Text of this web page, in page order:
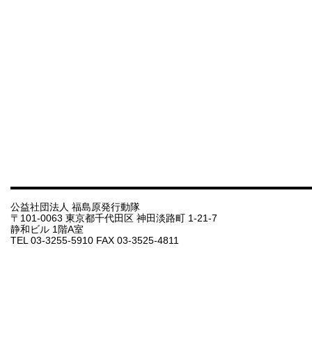
公益社団法人 福島原発行動隊
〒101-0063 東京都千代田区 神田淡路町 1-21-7
静和ビル 1階A室
TEL 03-3255-5910 FAX 03-3525-4811